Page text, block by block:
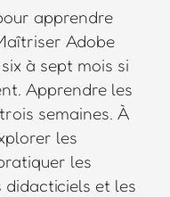
apprendre
Adobe
à sept mois si
Apprendre les
semaines. À
les
les
et les